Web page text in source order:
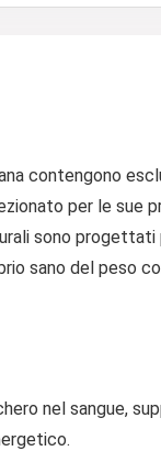
contengono
per le sue
sono progettati
sano del peso
nel sangue,